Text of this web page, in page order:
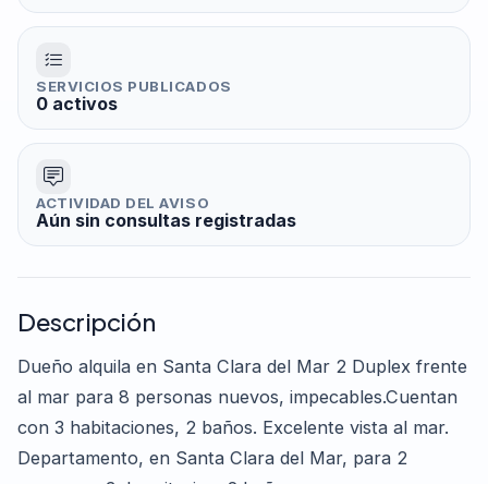
SERVICIOS PUBLICADOS
0 activos
ACTIVIDAD DEL AVISO
Aún sin consultas registradas
Descripción
Dueño alquila en Santa Clara del Mar 2 Duplex frente
al mar para 8 personas nuevos, impecables.Cuentan
con 3 habitaciones, 2 baños. Excelente vista al mar.
Departamento, en Santa Clara del Mar, para 2